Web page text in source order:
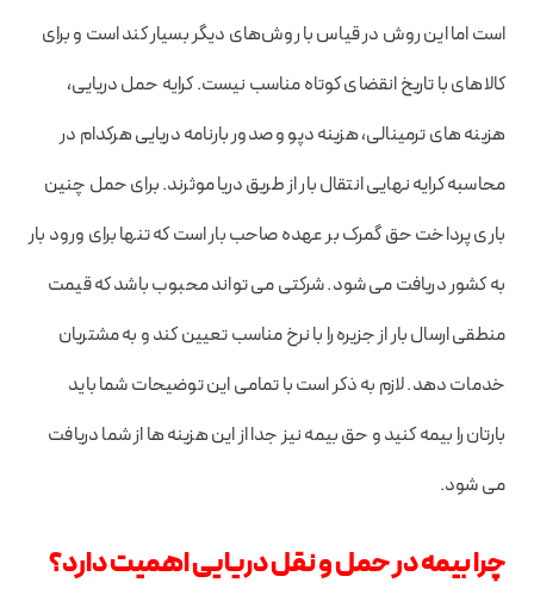
است اما این روش در قیاس با روش‌های دیگر بسیار کند است و برای
کالاهای با تاریخ انقضای کوتاه مناسب نیست. کرایه حمل دریایی،
هزینه های ترمینالی، هزینه دپو و صدور بارنامه دریایی هرکدام در
محاسبه کرایه نهایی انتقال بار از طریق دریا موثرند. برای حمل چنین
باری پرداخت حق گمرک بر عهده صاحب بار است که تنها برای ورود بار
به کشور دریافت می شود. شرکتی می تواند محبوب باشد که قیمت
منطقی ارسال بار از جزیره را با نرخ مناسب تعیین کند و به مشتریان
خدمات دهد. لازم به ذکر است با تمامی این توضیحات شما باید
بارتان را بیمه کنید و حق بیمه نیز جدا از این هزینه ها از شما دریافت
می شود.
چرا بیمه در حمل و نقل دریایی اهمیت دارد؟